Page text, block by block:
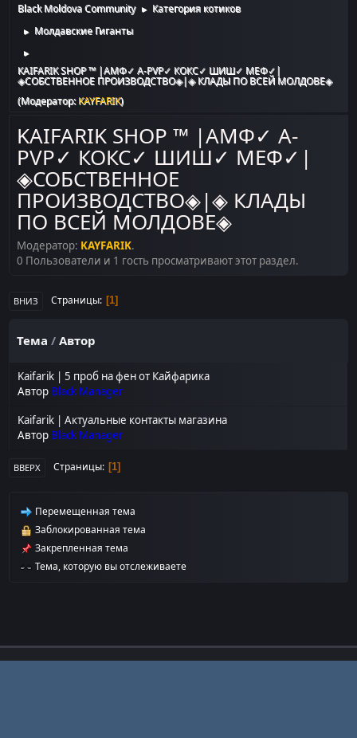
Black Moldova Community ► Категория котиков
► Молдавские Гиганты
►
KAIFARIK SHOP ™ |АМФ✓ A-PVP✓ КОКС✓ ШИШ✓ МЕФ✓|
◈СОБСТВЕННОЕ ПРОИЗВОДСТВО◈|◈ КЛАДЫ ПО ВСЕЙ МОЛДОВЕ◈
(Модератор:KAYFARIK)
KAIFARIK SHOP ™ |АМФ✓ A-
PVP✓ КОКС✓ ШИШ✓ МЕФ✓|
◈СОБСТВЕННОЕ
ПРОИЗВОДСТВО◈|◈ КЛАДЫ
ПО ВСЕЙ МОЛДОВЕ◈
Модератор: KAYFARIK.
0 Пользователи и 1 гость просматривают этот раздел.
ВНИЗ Страницы 1
Тема /Автор
Kaifarik | 5 проб на фен от Кайфарика
Автор Black Manager
Kaifarik | Актуальные контакты магазина
Автор Black Manager
ВВЕРХ Страницы 1
Перемещенная тема
Заблокированная тема
Закрепленная тема
Тема, которую вы отслеживаете